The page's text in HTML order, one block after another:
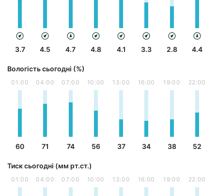
3.7 4.5 4.7 4.8 4.1 3.3 2.8 4.4
Вологість сьогодні (%)
01:00
60
04:00
71
07:00
74
10:00
56
13:00
37
16:00
34
19:00
38
22:00
52
Тиск сьогодні (мм рт.ст.)
01:00 04:00 07:00 10:00 13:00 16:00 19:00 22:00